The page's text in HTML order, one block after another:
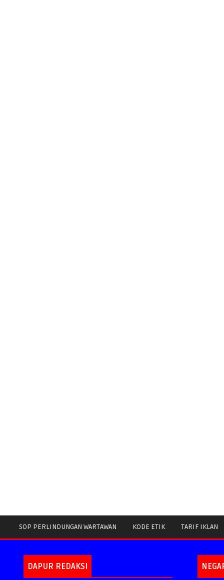
SOP PERLINDUNGAN WARTAWAN KODE ETIK TARIF IKLAN
DAPUR REDAKSI